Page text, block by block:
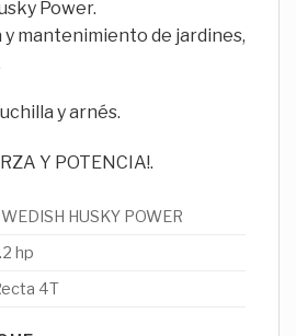
Power.
y mantenimiento de jardines,
y arnés.
Y POTENCIA!.
HUSKY POWER
hp
4T